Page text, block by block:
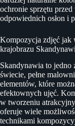
ochronie sprzętu
odpowiednich osłon i
Kompozycja zdjęć jak
krajobrazu
Skandynawia to jedno
świecie, pełne
elementów, które
efektownych ujęć.
w tworzeniu
oferuje wiele
technikami